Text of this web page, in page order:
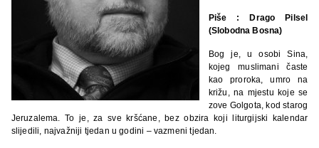
Piše : Drago Pilsel
(Slobodna Bosna)
Bog je, u osobi Sina,
kojeg muslimani časte
kao proroka, umro na
križu, na mjestu koje se
zove Golgota, kod starog
Jeruzalema. To je, za sve kršćane, bez obzira koji liturgijski kalendar
slijedili, najvažniji tjedan u godini – vazmeni tjedan.